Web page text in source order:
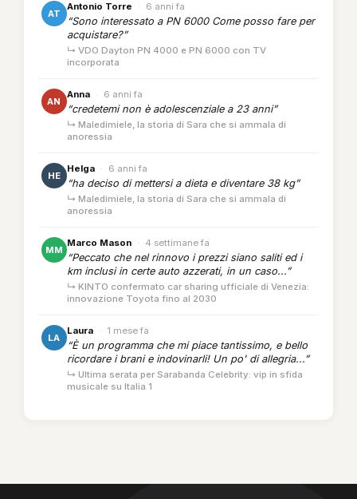
AT
Antonio Torre · 6 anni fa
“Sono interessato a PN 6000 Come posso fare per
acquistare?”
↳ VDO Dayton PN 4000 e PN 6000 con TV
incorporata
AN
Anna · 6 anni fa
“credetemi non è adolescenziale a 23 anni”
↳ Maledimiele, la storia di Sara che si ammala di
anoressia
HE
Helga · 6 anni fa
“ha deciso di mettersi a dieta e diventare 38 kg”
↳ Maledimiele, la storia di Sara che si ammala di
anoressia
MM
Marco Mason · 4 settimane fa
“Peccato che nel rinnovo i prezzi siano saliti ed i
km inclusi in certe auto azzerati, in un caso...”
↳ KINTO confermato car sharing ufficiale di Venezia:
innovazione Toyota fino al 2030
LA
Laura · 1 mese fa
“È un programma che mi piace tantissimo, e bello
ricordare i brani e indovinarli! Un po' di allegria...”
↳ Ultima serata per Sarabanda Celebrity: vip in sfida
musicale su Italia 1